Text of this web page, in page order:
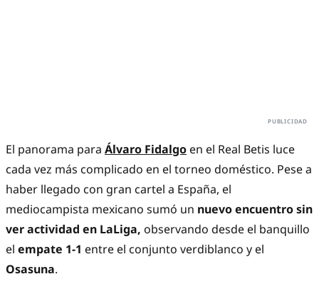
El panorama para Álvaro Fidalgo en el Real Betis luce
cada vez más complicado en el torneo doméstico. Pese a
haber llegado con gran cartel a España, el
mediocampista mexicano sumó un nuevo encuentro sin
ver actividad en LaLiga, observando desde el banquillo
el empate 1-1 entre el conjunto verdiblanco y el
Osasuna.